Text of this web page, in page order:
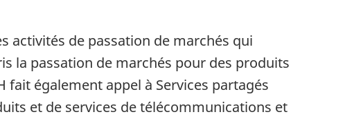
activités de passation de marchés qui
la passation de marchés pour des produits
fait également appel à Services partagés
et de services de télécommunications et